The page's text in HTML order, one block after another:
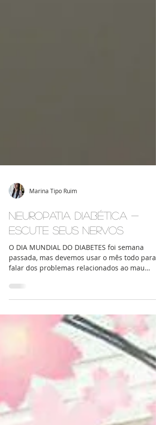
Marina Tipo Ruim
NEUROPATIA DIABÉTICA -
ESCUTE SEUS NERVOS
O DIA MUNDIAL DO DIABETES foi semana
passada, mas devemos usar o mês todo para
controle da nossa...